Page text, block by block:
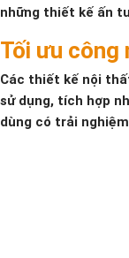
những thiết kế ấn
Tối ưu công
Các thiết kế nội
sử dụng, tích hợp
dùng có trải